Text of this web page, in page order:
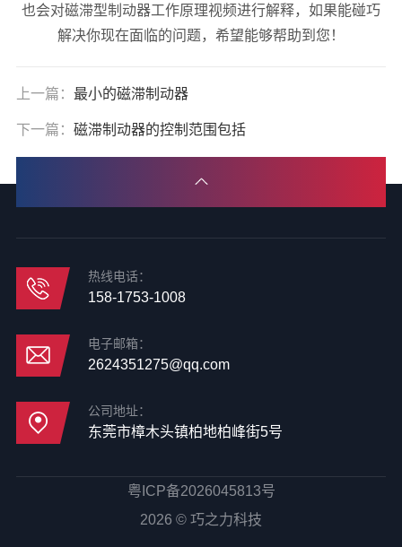
也会对磁滞型制动器工作原理视频进行解释，如果能碰巧
解决你现在面临的问题，希望能够帮助到您！
上一篇： 最小的磁滞制动器
下一篇： 磁滞制动器的控制范围包括
热线电话：
158-1753-1008
电子邮箱：
2624351275@qq.com
公司地址：
东莞市樟木头镇柏地柏峰街5号
粤ICP备2026045813号
2026 © 巧之力科技